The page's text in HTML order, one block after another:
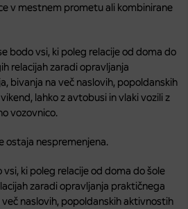
v mestnem prometu ali kombinirane
bodo vsi, ki poleg relacije od doma do
relacijah zaradi opravljanja
bivanja na več naslovih, popoldanskih
lahko z avtobusi in vlaki vozili z
vozovnico.
ostaja nespremenjena.
ki poleg relacije od doma do šole
zaradi opravljanja praktičnega
naslovih, popoldanskih aktivnostih